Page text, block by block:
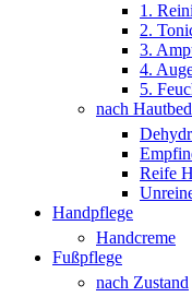
1.
2.
3.
4.
5.
nach
Reife
Handpflege
Handcreme
Fußpflege
nach Zustand